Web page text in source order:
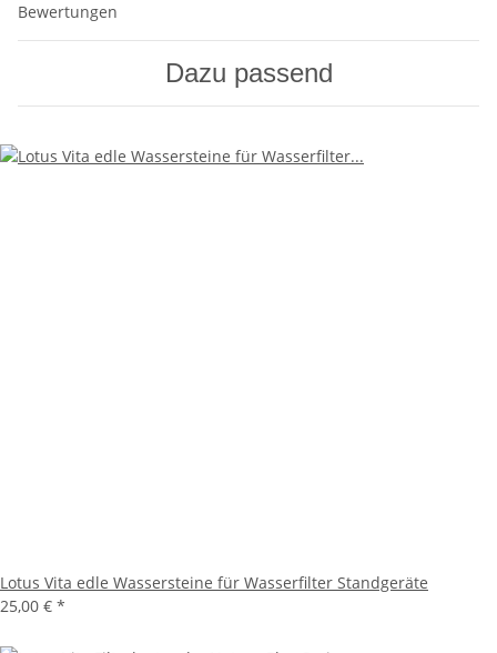
Bewertungen
Dazu passend
Lotus Vita edle Wassersteine für Wasserfilter Standgeräte
25,00 € *